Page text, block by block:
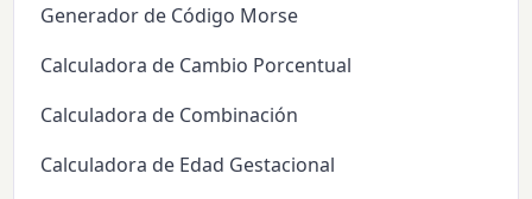
Generador de Código Morse
Calculadora de Cambio Porcentual
Calculadora de Combinación
Calculadora de Edad Gestacional